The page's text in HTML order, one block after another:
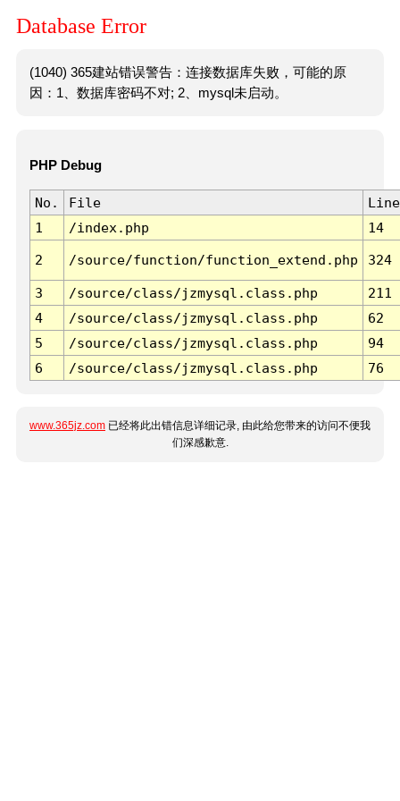
Database Error
(1040) 365建站错误警告：连接数据库失败，可能的原
因：1、数据库密码不对; 2、mysql未启动。
PHP Debug
No. File
Line
1
/index.php 14
2 /source/function/function_extend.php 324
3 /source/class/jzmysql.class.php
211
4
/source/class/jzmysql.class.php
62
5
/source/class/jzmysql.class.php
94
6
/source/class/jzmysql.class.php 76
www.365jz.com 已经将此出错信息详细记录, 由此给您带来的访问不便我
们深感歉意.